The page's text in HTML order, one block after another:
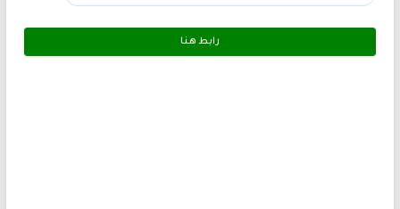
رابط هـنـا